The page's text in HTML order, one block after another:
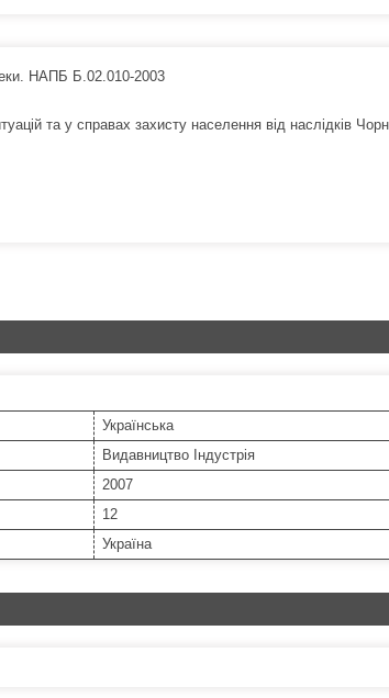
НАПБ Б.02.010-2003
та у справах захисту населення від наслідків
Українська
Видавництво Індустрія
2007
12
Україна